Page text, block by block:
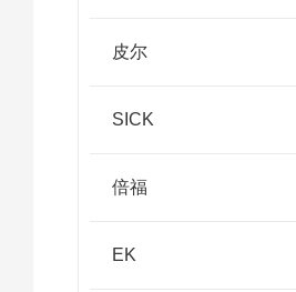
皮尔
SICK
倍福
EK